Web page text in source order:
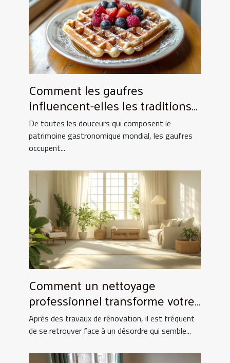
Comment les gaufres
influencent-elles les traditions
culinaires ?
De toutes les douceurs qui composent le
patrimoine gastronomique mondial, les gaufres
occupent...
Comment un nettoyage
professionnel transforme votre
espace après rénovation ?
Après des travaux de rénovation, il est fréquent
de se retrouver face à un désordre qui semble...